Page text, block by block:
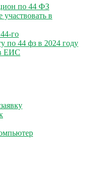
по 44 ФЗ
в
го
по 44 фз в 2024 году
ЕИС